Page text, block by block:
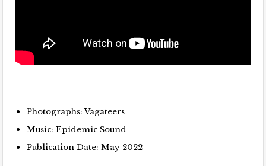
Photographs: Vagateers
Music: Epidemic Sound
Publication Date: May 2022